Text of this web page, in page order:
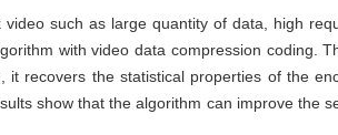
such as large quantity of data, high
with video data compression coding.
it recovers the statistical properties of the
show that the algorithm can improve the